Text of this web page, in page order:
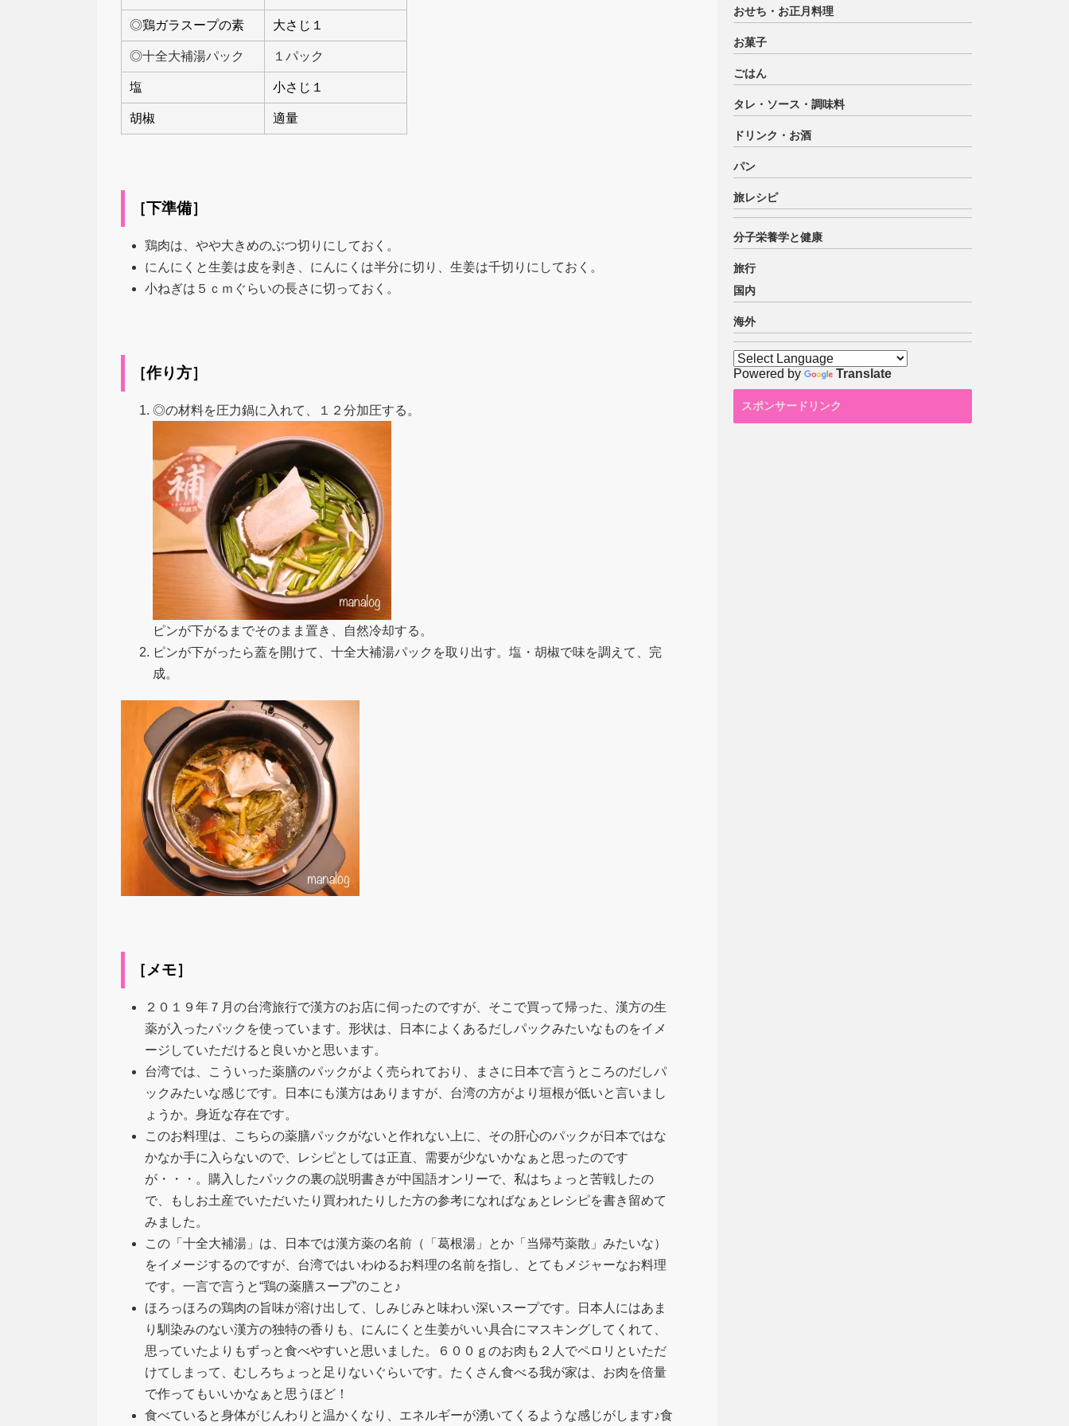
◎鶏ガラスープの素 大さじ１
◎十全大補湯パック １パック
塩 小さじ１
胡椒 適量
［下準備］
鶏肉は、やや大きめのぶつ切りにしておく。
にんにくと生姜は皮を剥き、にんにくは半分に切り、生姜は千切りにしておく。
小ねぎは５ｃｍぐらいの長さに切っておく。
［作り方］
◎の材料を圧力鍋に入れて、１２分加圧する。
ピンが下がるまでそのまま置き、自然冷却する。
ピンが下がったら蓋を開けて、十全大補湯パックを取り出す。塩・胡椒で味を調えて、完
成。
［メモ］
２０１９年７月の台湾旅行で漢方のお店に伺ったのですが、そこで買って帰った、漢方の生
薬が入ったパックを使っています。形状は、日本によくあるだしパックみたいなものをイメ
ージしていただけると良いかと思います。
台湾では、こういった薬膳のパックがよく売られており、まさに日本で言うところのだしパ
ックみたいな感じです。日本にも漢方はありますが、台湾の方がより垣根が低いと言いまし
ょうか。身近な存在です。
このお料理は、こちらの薬膳パックがないと作れない上に、その肝心のパックが日本ではな
かなか手に入らないので、レシピとしては正直、需要が少ないかなぁと思ったのです
が・・・。購入したパックの裏の説明書きが中国語オンリーで、私はちょっと苦戦したの
で、もしお土産でいただいたり買われたりした方の参考になればなぁとレシピを書き留めて
みました。
この「十全大補湯」は、日本では漢方薬の名前（「葛根湯」とか「当帰芍薬散」みたいな）
をイメージするのですが、台湾ではいわゆるお料理の名前を指し、とてもメジャーなお料理
です。一言で言うと“鶏の薬膳スープ”のこと♪
ほろっほろの鶏肉の旨味が溶け出して、しみじみと味わい深いスープです。日本人にはあま
り馴染みのない漢方の独特の香りも、にんにくと生姜がいい具合にマスキングしてくれて、
思っていたよりもずっと食べやすいと思いました。６００ｇのお肉も２人でペロリといただ
けてしまって、むしろちょっと足りないぐらいです。たくさん食べる我が家は、お肉を倍量
で作ってもいいかなぁと思うほど！
食べていると身体がじんわりと温かくなり、エネルギーが湧いてくるような感じがします♪食
おせち・お正月料理
お菓子
ごはん
タレ・ソース・調味料
ドリンク・お酒
パン
旅レシピ
分子栄養学と健康
旅行
国内
海外
Powered by Translate
スポンサードリンク